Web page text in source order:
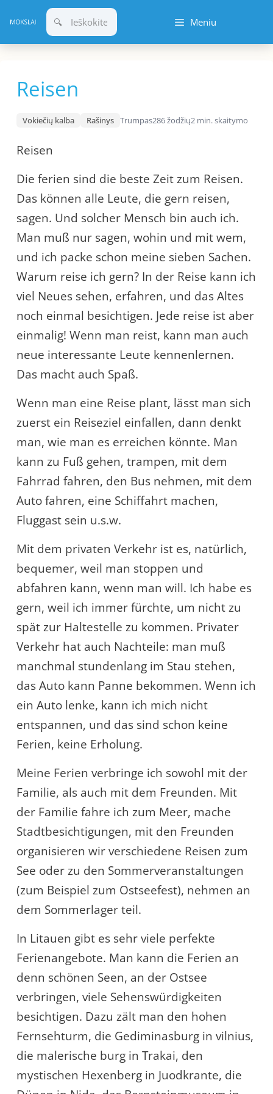
prie
turinio
Meniu
Reisen
Vokiečių kalba Rašinys Trumpas286 žodžių2 min. skaitymo
Reisen
Die ferien sind die beste Zeit zum Reisen.
Das können alle Leute, die gern reisen,
sagen. Und solcher Mensch bin auch ich.
Man muß nur sagen, wohin und mit wem,
und ich packe schon meine sieben Sachen.
Warum reise ich gern? In der Reise kann ich
viel Neues sehen, erfahren, und das Altes
noch einmal besichtigen. Jede reise ist aber
einmalig! Wenn man reist, kann man auch
neue interessante Leute kennenlernen.
Das macht auch Spaß.
Wenn man eine Reise plant, lässt man sich
zuerst ein Reiseziel einfallen, dann denkt
man, wie man es erreichen könnte. Man
kann zu Fuß gehen, trampen, mit dem
Fahrrad fahren, den Bus nehmen, mit dem
Auto fahren, eine Schiffahrt machen,
Fluggast sein u.s.w.
Mit dem privaten Verkehr ist es, natürlich,
bequemer, weil man stoppen und
abfahren kann, wenn man will. Ich habe es
gern, weil ich immer fürchte, um nicht zu
spät zur Haltestelle zu kommen. Privater
Verkehr hat auch Nachteile: man muß
manchmal stundenlang im Stau stehen,
das Auto kann Panne bekommen. Wenn ich
ein Auto lenke, kann ich mich nicht
entspannen, und das sind schon keine
Ferien, keine Erholung.
Meine Ferien verbringe ich sowohl mit der
Familie, als auch mit dem Freunden. Mit
der Familie fahre ich zum Meer, mache
Stadtbesichtigungen, mit den Freunden
organisieren wir verschiedene Reisen zum
See oder zu den Sommerveranstaltungen
(zum Beispiel zum Ostseefest), nehmen an
dem Sommerlager teil.
In Litauen gibt es sehr viele perfekte
Ferienangebote. Man kann die Ferien an
denn schönen Seen, an der Ostsee
verbringen, viele Sehenswürdigkeiten
besichtigen. Dazu zält man den hohen
Fernsehturm, die Gediminasburg in vilnius,
die malerische burg in Trakai, den
mystischen Hexenberg in Juodkrante, die